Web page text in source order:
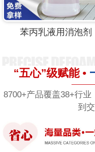
苯丙乳液涂料消泡剂
“五心”级赋能 •
8700+产品覆盖38+行
到